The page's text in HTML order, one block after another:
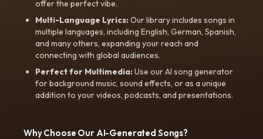
offer the perfect vibe.
Multi-Language Lyrics:Our library includes songs in
multiple languages, including English, German, Spanish,
and many others, expanding your reach and
connecting with global audiences.
Perfect for Multimedia:Use our AI song generator
for background music, sound effects, or as a unique
addition to your videos, podcasts, and presentations.
Why Choose Our AI-Generated Songs?